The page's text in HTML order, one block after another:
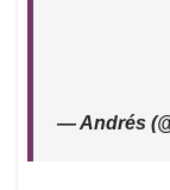
— Andrés